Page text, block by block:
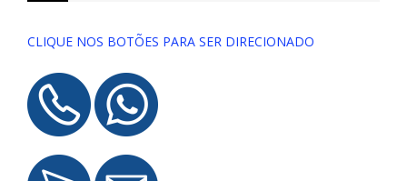
CLIQUE NOS BOTÕES PARA SER DIRECIONADO